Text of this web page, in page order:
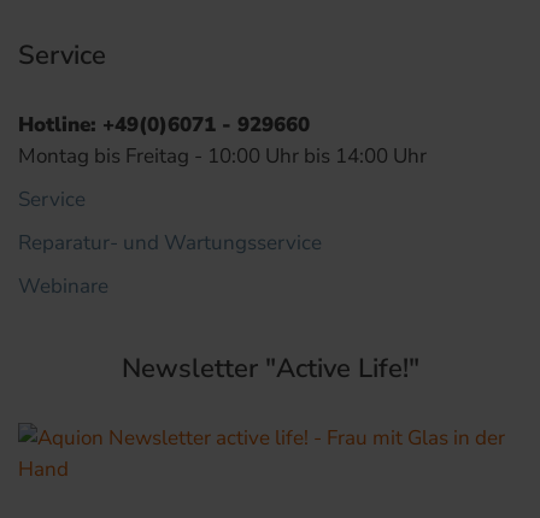
Service
Hotline: +49(0)6071 - 929660
Montag bis Freitag - 10:00 Uhr bis 14:00 Uhr
Service
Reparatur- und Wartungsservice
Webinare
Newsletter "Active Life!"